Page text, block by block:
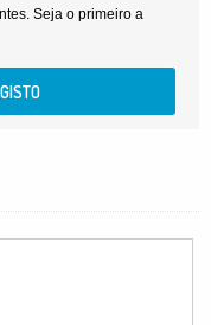
Seja o primeiro a